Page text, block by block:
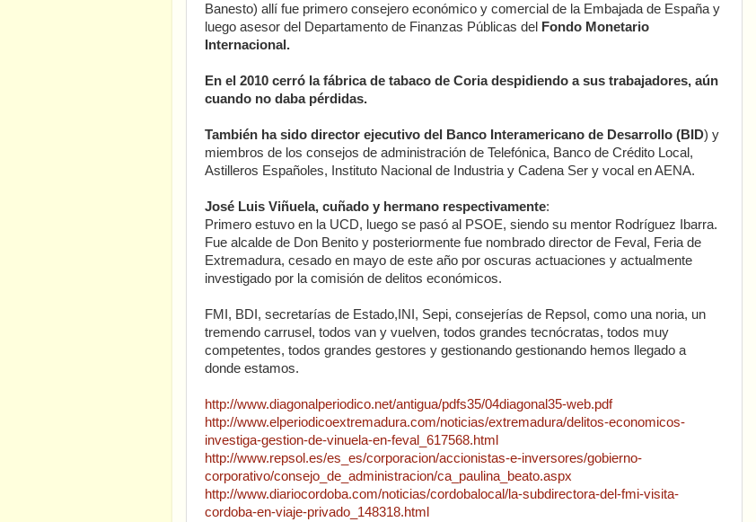
Banesto) allí fue primero consejero económico y comercial de la Embajada de España y
luego asesor del Departamento de Finanzas Públicas del Fondo Monetario
Internacional.
En el 2010 cerró la fábrica de tabaco de Coria despidiendo a sus trabajadores, aún
cuando no daba pérdidas.
También ha sido director ejecutivo del Banco Interamericano de Desarrollo (BID) y
miembros de los consejos de administración de Telefónica, Banco de Crédito Local,
Astilleros Españoles, Instituto Nacional de Industria y Cadena Ser y vocal en AENA.
José Luis Viñuela, cuñado y hermano respectivamente:
Primero estuvo en la UCD, luego se pasó al PSOE, siendo su mentor Rodríguez Ibarra.
Fue alcalde de Don Benito y posteriormente fue nombrado director de Feval, Feria de
Extremadura, cesado en mayo de este año por oscuras actuaciones y actualmente
investigado por la comisión de delitos económicos.
FMI, BDI, secretarías de Estado,INI, Sepi, consejerías de Repsol, como una noria, un
tremendo carrusel, todos van y vuelven, todos grandes tecnócratas, todos muy
competentes, todos grandes gestores y gestionando gestionando hemos llegado a
donde estamos.
http://www.diagonalperiodico.net/antigua/pdfs35/04diagonal35-web.pdf
http://www.elperiodicoextremadura.com/noticias/extremadura/delitos-economicos-
investiga-gestion-de-vinuela-en-feval_617568.html
http://www.repsol.es/es_es/corporacion/accionistas-e-inversores/gobierno-
corporativo/consejo_de_administracion/ca_paulina_beato.aspx
http://www.diariocordoba.com/noticias/cordobalocal/la-subdirectora-del-fmi-visita-
cordoba-en-viaje-privado_148318.html